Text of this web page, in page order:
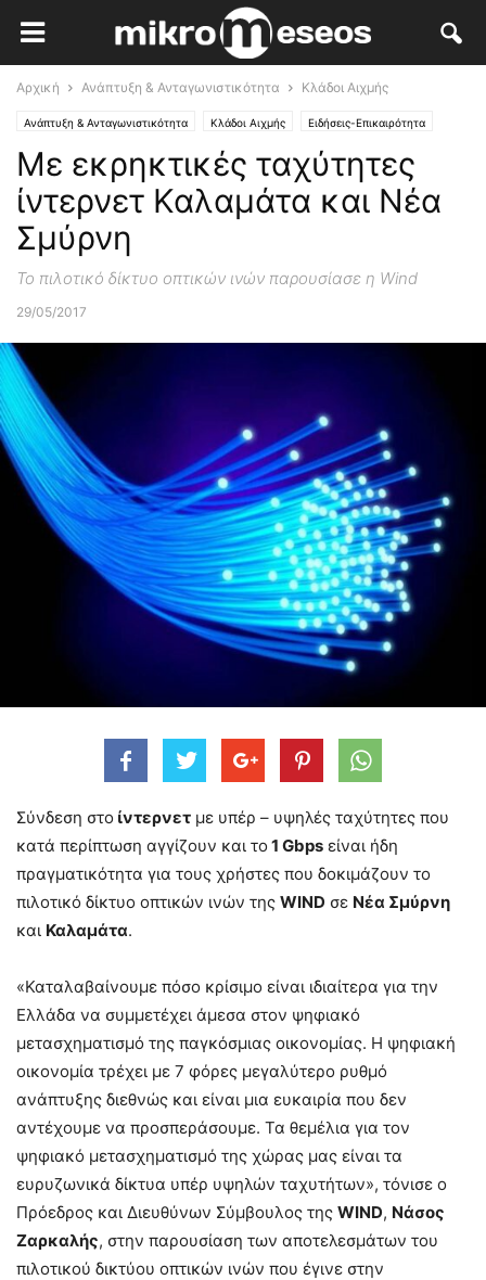
Αρχική Ανάπτυξη & Ανταγωνιστικότητα Κλάδοι Αιχμής
Ανάπτυξη & Ανταγωνιστικότητα Κλάδοι Αιχμής Ειδήσεις-Επικαιρότητα
Με εκρηκτικές ταχύτητες
ίντερνετ Καλαμάτα και Νέα
Σμύρνη
Το πιλοτικό δίκτυο οπτικών ινών παρουσίασε η Wind
29/05/2017
Σύνδεση στο ίντερνετ με υπέρ – υψηλές ταχύτητες που
κατά περίπτωση αγγίζουν και το 1 Gbps είναι ήδη
πραγματικότητα για τους χρήστες που δοκιμάζουν το
πιλοτικό δίκτυο οπτικών ινών της WIND σε Νέα Σμύρνη
και Καλαμάτα.
«Καταλαβαίνουμε πόσο κρίσιμο είναι ιδιαίτερα για την
Ελλάδα να συμμετέχει άμεσα στον ψηφιακό
μετασχηματισμό της παγκόσμιας οικονομίας. Η ψηφιακή
οικονομία τρέχει με 7 φόρες μεγαλύτερο ρυθμό
ανάπτυξης διεθνώς και είναι μια ευκαιρία που δεν
αντέχουμε να προσπεράσουμε. Τα θεμέλια για τον
ψηφιακό μετασχηματισμό της χώρας μας είναι τα
ευρυζωνικά δίκτυα υπέρ υψηλών ταχυτήτων», τόνισε ο
Πρόεδρος και Διευθύνων Σύμβουλος της WIND, Νάσος
Ζαρκαλής, στην παρουσίαση των αποτελεσμάτων του
πιλοτικού δικτύου οπτικών ινών που έγινε στην